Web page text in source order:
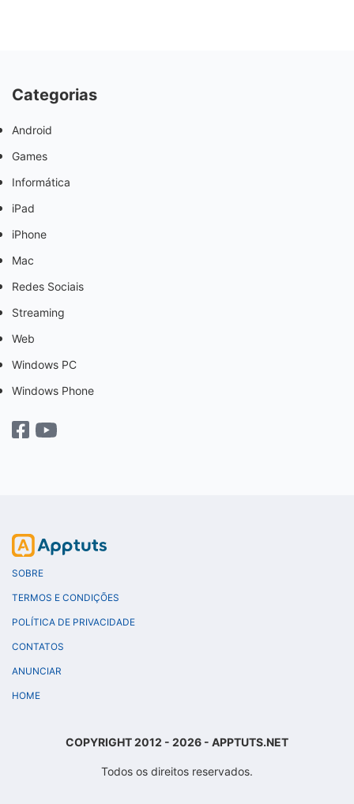
Categorias
Android
Games
Informática
iPad
iPhone
Mac
Redes Sociais
Streaming
Web
Windows PC
Windows Phone
SOBRE
TERMOS E CONDIÇÕES
POLÍTICA DE PRIVACIDADE
CONTATOS
ANUNCIAR
HOME
COPYRIGHT 2012 - 2026 - APPTUTS.NET
Todos os direitos reservados.